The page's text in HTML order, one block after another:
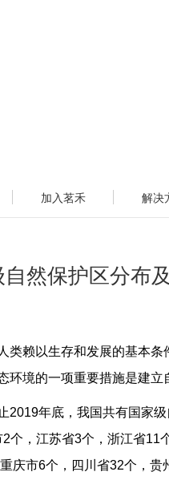
加入茗禾 解决
然保护区分布
类赖以生存和发展的基本
环境的一项重要措施是建
2019年底，我国共有国家
个，江苏省3个，浙江省
庆市6个，四川省32个，